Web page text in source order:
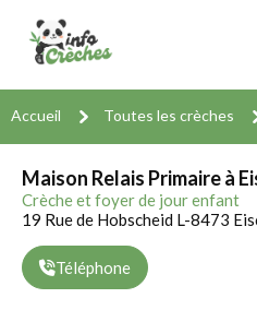
Accueil Toutes les crèches
Maison Relais Primaire à
Crèche et foyer de jour enfant
19 Rue de Hobscheid L-8473
Téléphone